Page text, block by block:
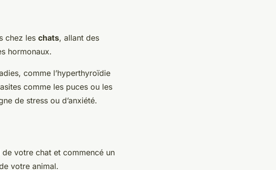
chez les chats, allant des
hormonaux.
comme l’hyperthyroïdie
comme les puces ou les
de stress ou d’anxiété.
votre chat et commencé un
votre animal.